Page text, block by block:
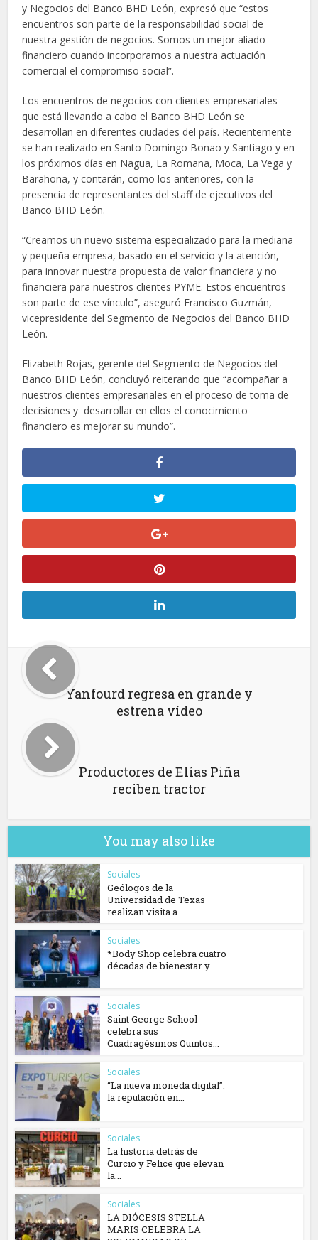
y Negocios del Banco BHD León, expresó que “estos
encuentros son parte de la responsabilidad social de
nuestra gestión de negocios. Somos un mejor aliado
financiero cuando incorporamos a nuestra actuación
comercial el compromiso social”.
Los encuentros de negocios con clientes empresariales
que está llevando a cabo el Banco BHD León se
desarrollan en diferentes ciudades del país. Recientemente
se han realizado en Santo Domingo Bonao y Santiago y en
los próximos días en Nagua, La Romana, Moca, La Vega y
Barahona, y contarán, como los anteriores, con la
presencia de representantes del staff de ejecutivos del
Banco BHD León.
“Creamos un nuevo sistema especializado para la mediana
y pequeña empresa, basado en el servicio y la atención,
para innovar nuestra propuesta de valor financiera y no
financiera para nuestros clientes PYME. Estos encuentros
son parte de ese vínculo”, aseguró Francisco Guzmán,
vicepresidente del Segmento de Negocios del Banco BHD
León.
Elizabeth Rojas, gerente del Segmento de Negocios del
Banco BHD León, concluyó reiterando que “acompañar a
nuestros clientes empresariales en el proceso de toma de
decisiones y desarrollar en ellos el conocimiento
financiero es mejorar su mundo”.
Yanfourd regresa en grande y
estrena vídeo
Productores de Elías Piña
reciben tractor
You may also like
Sociales
Geólogos de la
Universidad de Texas
realizan visita a...
Sociales
*Body Shop celebra cuatro
décadas de bienestar y...
Sociales
Saint George School
celebra sus
Cuadragésimos Quintos...
Sociales
“La nueva moneda digital”:
la reputación en...
Sociales
La historia detrás de
Curcio y Felice que elevan
la...
Sociales
​LA DIÓCESIS STELLA
MARIS CELEBRA LA